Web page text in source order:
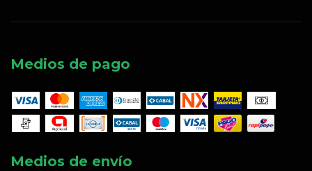
Medios de pago
Medios de envío